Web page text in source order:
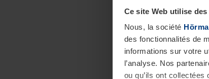
Ce site Web utilise
Nous, la société
des fonctionnalités de
informations sur votre
l’analyse. Nos
ou qu’ils ont